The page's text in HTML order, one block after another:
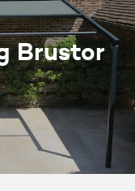
Brustor